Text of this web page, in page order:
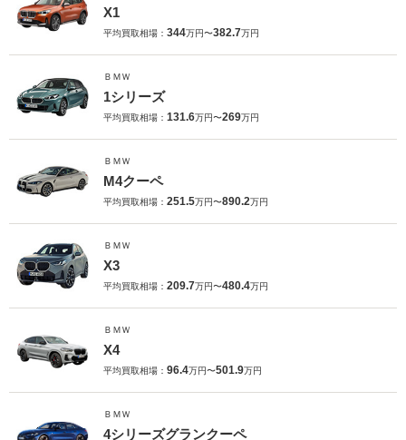
X1
平均買取相場： 344万円〜382.7万円
ＢＭＷ
1シリーズ
平均買取相場： 131.6万円〜269万円
ＢＭＷ
M4クーペ
平均買取相場： 251.5万円〜890.2万円
ＢＭＷ
X3
平均買取相場： 209.7万円〜480.4万円
ＢＭＷ
X4
平均買取相場： 96.4万円〜501.9万円
ＢＭＷ
4シリーズグランクーペ